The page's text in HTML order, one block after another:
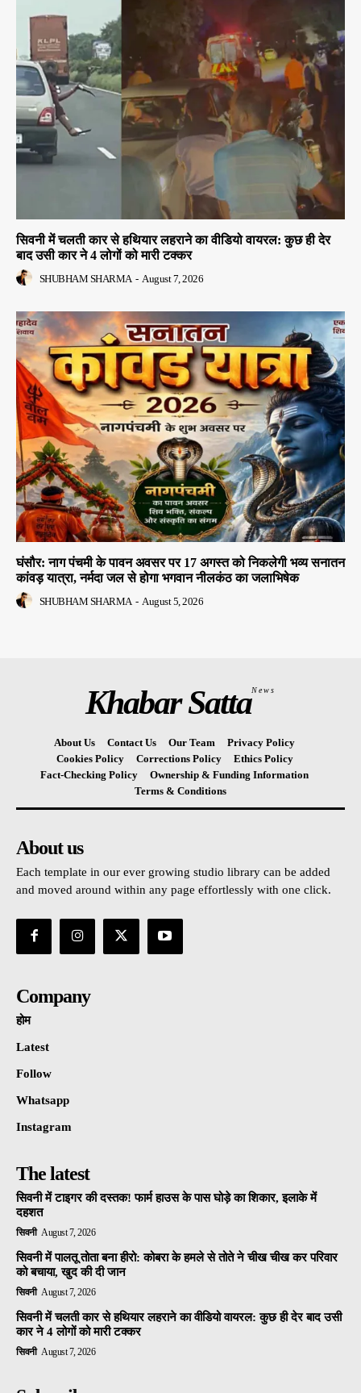
सिवनी में चलती कार से हथियार लहराने का वीडियो वायरल: कुछ ही देर
बाद उसी कार ने 4 लोगों को मारी टक्कर
SHUBHAM SHARMA - August 7, 2026
घंसौर: नाग पंचमी के पावन अवसर पर 17 अगस्त को निकलेगी भव्य सनातन
कांवड़ यात्रा, नर्मदा जल से होगा भगवान नीलकंठ का जलाभिषेक
SHUBHAM SHARMA - August 5, 2026
Khabar SattaNews
About Us Contact Us Our Team
Privacy Policy
Cookies Policy
Corrections Policy
Ethics Policy
Fact-Checking Policy
Ownership & Funding Information
Terms & Conditions
About us
Each template in our ever growing studio library can be added
and moved around within any page effortlessly with one click.
Company
होम
Latest
Follow
Whatsapp
Instagram
The latest
सिवनी में टाइगर की दस्तक! फार्म हाउस के पास घोड़े का शिकार, इलाके में
दहशत
सिवनी August 7, 2026
सिवनी में पालतू तोता बना हीरो: कोबरा के हमले से तोते ने चीख चीख कर परिवार
को बचाया, खुद की दी जान
सिवनी August 7, 2026
सिवनी में चलती कार से हथियार लहराने का वीडियो वायरल: कुछ ही देर बाद उसी
कार ने 4 लोगों को मारी टक्कर
सिवनी August 7, 2026